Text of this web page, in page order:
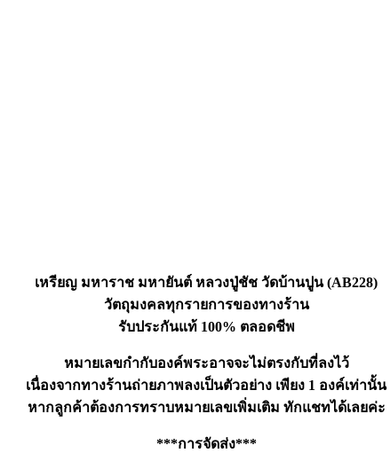
เหรียญ มหาราช มหายันต์ หลวงปู่ชัช วัดบ้านปูน (AB228)
วัตถุมงคลทุกรายการของทางร้าน
รับประกันแท้ 100% ตลอดชีพ
หมายเลขกำกับองค์พระอาจจะไม่ตรงกับที่ลงไว้
เนื่องจากทางร้านถ่ายภาพลงเป็นตัวอย่าง เพียง 1 องค์เท่านั้น
หากลูกค้าต้องการทราบหมายเลขเพิ่มเติม ทักแชทได้เลยค่ะ
***การจัดส่ง***